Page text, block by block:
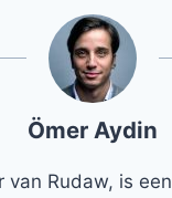
Ömer Aydin
van Rudaw, is